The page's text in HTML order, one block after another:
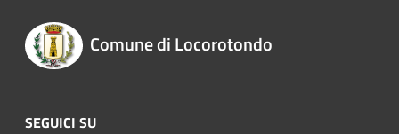
Comune di Locorotondo
SEGUICI SU